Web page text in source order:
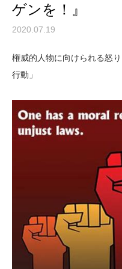
ゲンを！』
2020.07.19
権威的人物に向けられる怒
行動」